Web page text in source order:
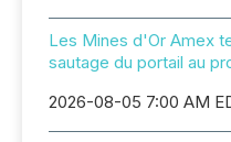
Les Mines d'Or Amex
sautage du portail au
2026-08-05 7:00 AM